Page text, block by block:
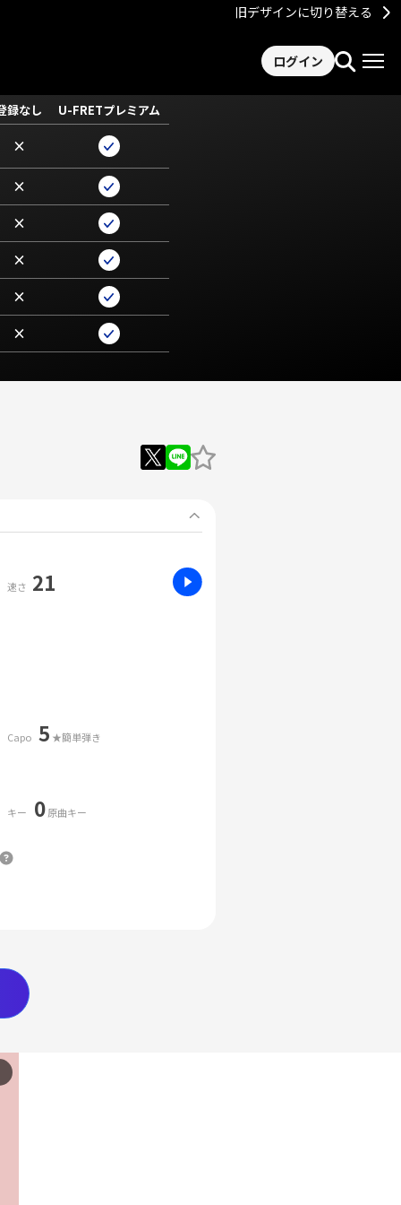
旧デザインに切り替える
ログイン
録なし U-FRETプレミアム
×
×
×
×
×
×
速さ 21
Capo 5 ★簡単弾き
キー 0原曲キー